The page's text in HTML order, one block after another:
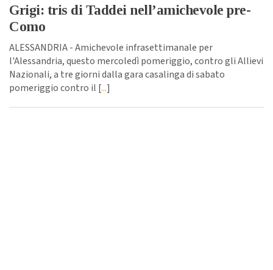
Grigi: tris di Taddei nell’amichevole pre-
Como
ALESSANDRIA - Amichevole infrasettimanale per
l'Alessandria, questo mercoledì pomeriggio, contro gli Allievi
Nazionali, a tre giorni dalla gara casalinga di sabato
pomeriggio contro il [...]